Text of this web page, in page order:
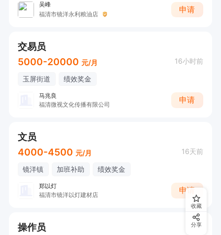
吴峰
福清市镜洋永利粮油店
申请
交易员
5000-20000 元/月 16小时前
玉屏街道 绩效奖金
马兆良
福清微视文化传播有限公司
申请
文员
4000-4500 元/月 16天前
镜洋镇 加班补助 绩效奖金
郑以灯
福清市镜洋以灯建材店
申请
操作员
收藏
分享